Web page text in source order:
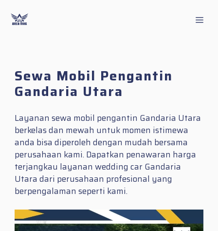
content
Sewa Mobil Pengantin
Gandaria Utara
Layanan sewa mobil pengantin Gandaria Utara
berkelas dan mewah untuk momen istimewa
anda bisa diperoleh dengan mudah bersama
perusahaan kami. Dapatkan penawaran harga
terjangkau layanan wedding car Gandaria
Utara dari perusahaan profesional yang
berpengalaman seperti kami.